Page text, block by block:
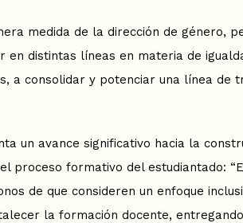
medida de la dirección de género,
en distintas líneas en materia de
a consolidar y potenciar una línea de
un avance significativo hacia la
proceso formativo del estudiantado:
de que consideren un enfoque
la formación docente,